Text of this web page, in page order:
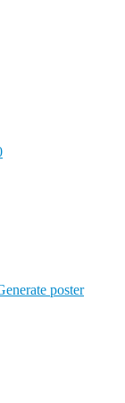
poster